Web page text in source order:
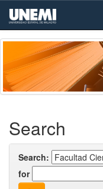
Skip
navigation
Search
Search:
for